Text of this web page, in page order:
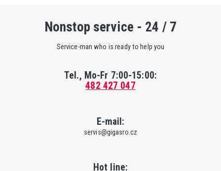
Nonstop service - 24 / 7
Service-man who is ready to help you
Tel., Mo-Fr 7:00-15:00:
482 427 047
E-mail:
servis@gigasro.cz
Hot line: